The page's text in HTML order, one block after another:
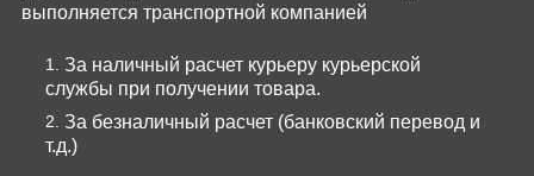
За наличный расчет курьеру курьерской
службы при получении товара.
За безналичный расчет (банковский перевод и
т.д.)
выполняется транспортной компанией